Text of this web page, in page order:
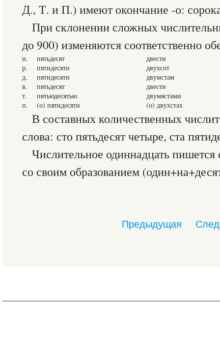
Д., Т. и П.) имеют окончание -о:
При склонении сложных
до 900) изменяются соответственно
и. пятьдесят
двести
р.
пятидесяти
двухсот
д.
пятидесяти
двумстам
в.
пятьдесят
двести
т.
пятьюдесятью
двумястами
п.
(о) пятидесяти (о) двухстах
В составных количественных
слова: сто пятьдесят четыре, ста
Числительное одиннадцать пишется
со своим образованием
Предыдущая